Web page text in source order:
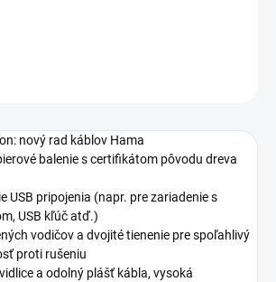
nový rad káblov Hama
balenie s certifikátom pôvodu dreva
USB pripojenia (napr. pre zariadenie s
USB kľúč atď.)
vodičov a dvojité tienenie pre spoľahlivý
proti rušeniu
a odolný plášť kábla, vysoká